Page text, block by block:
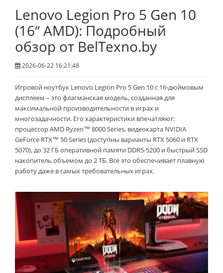
Lenovo Legion Pro 5 Gen 10
(16″ AMD): Подробный
обзор от BelTexno.by
2026-06-22 16:21:48
Игровой ноутбук Lenovo Legion Pro 5 Gen 10 с 16-дюймовым
дисплеем – это флагманская модель, созданная для
максимальной производительности в играх и
многозадачности. Его характеристики впечатляют:
процессор AMD Ryzen™ 8000 Series, видеокарта NVIDIA
GeForce RTX™ 50 Series (доступны варианты RTX 5060 и RTX
5070), до 32 ГБ оперативной памяти DDR5-5200 и быстрый SSD
накопитель объемом до 2 ТБ. Всё это обеспечивает плавную
работу даже в самых требовательных играх.